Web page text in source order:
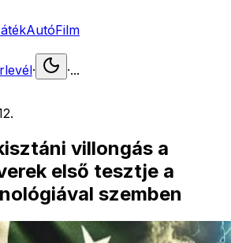
AutóFilm
· ·...
villongás a
első tesztje a
szemben